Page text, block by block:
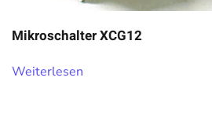
Mikroschalter XCG12
Weiterlesen